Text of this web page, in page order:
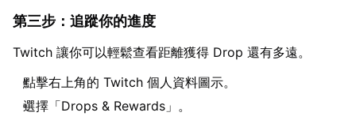
第三步：追蹤你的進度
Twitch 讓你可以輕鬆查看距離獲得 Drop 還有多遠。
點擊右上角的 Twitch 個人資料圖示。
選擇「Drops & Rewards」。